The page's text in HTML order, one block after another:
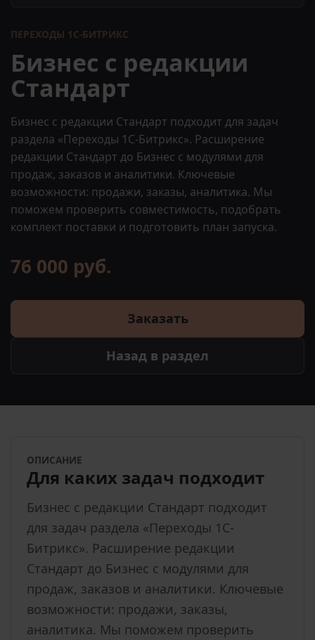
ПЕРЕХОДЫ 1С-БИТРИКС
Бизнес с редакции
Стандарт
Бизнес с редакции Стандарт подходит для задач
раздела «Переходы 1С-Битрикс». Расширение
редакции Стандарт до Бизнес с модулями для
продаж, заказов и аналитики. Ключевые
возможности: продажи, заказы, аналитика. Мы
поможем проверить совместимость, подобрать
комплект поставки и подготовить план запуска.
76 000 руб.
Заказать
Назад в раздел
ОПИСАНИЕ
Для каких задач подходит
Бизнес с редакции Стандарт подходит
для задач раздела «Переходы 1С-
Битрикс». Расширение редакции
Стандарт до Бизнес с модулями для
продаж, заказов и аналитики. Ключевые
возможности: продажи, заказы,
аналитика. Мы поможем проверить